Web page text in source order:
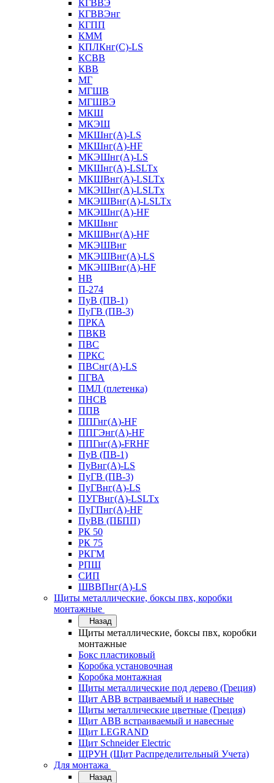
КГВВЭ
КГВВЭнг
КГПП
КММ
КПЛКнг(C)-LS
КСВВ
КВВ
МГ
МГШВ
МГШВЭ
МКШ
МКЭШ
МКШнг(А)-LS
МКШнг(А)-HF
МКЭШнг(А)-LS
МКШнг(А)-LSLTx
МКШВнг(A)-LSLTx
МКЭШнг(А)-LSLTx
МКЭШВнг(A)-LSLTx
МКЭШнг(А)-HF
МКШвнг
МКШВнг(А)-HF
МКЭШВнг
МКЭШВнг(А)-LS
МКЭШВнг(А)-HF
НВ
П-274
ПуВ (ПВ-1)
ПуГВ (ПВ-3)
ПРКА
ПВКВ
ПВС
ПРКС
ПВСнг(А)-LS
ПГВА
ПМЛ (плетенка)
ПНСВ
ППВ
ППГнг(А)-HF
ППГЭнг(А)-HF
ППГнг(А)-FRHF
ПуВ (ПВ-1)
ПуВнг(А)-LS
ПуГВ (ПВ-3)
ПуГВнг(А)-LS
ПУГВнг(А)-LSLTx
ПуГПнг(А)-HF
ПуВВ (ПБПП)
РК 50
РК 75
РКГМ
РПШ
СИП
ШВВПнг(А)-LS
Щиты металлические, боксы пвх, коробки
монтажные
Назад
Щиты металлические, боксы пвх, коробки
монтажные
Бокс пластиковый
Коробка установочная
Коробка монтажная
Щиты металлические под дерево (Греция)
Щит ABB встраиваемый и навесные
Щиты металлические цветные (Греция)
Щит ABB встраиваемый и навесные
Щит LEGRAND
Щит Schneider Electric
ЩРУН (Щит Распределительный Учета)
Для монтажа
Назад